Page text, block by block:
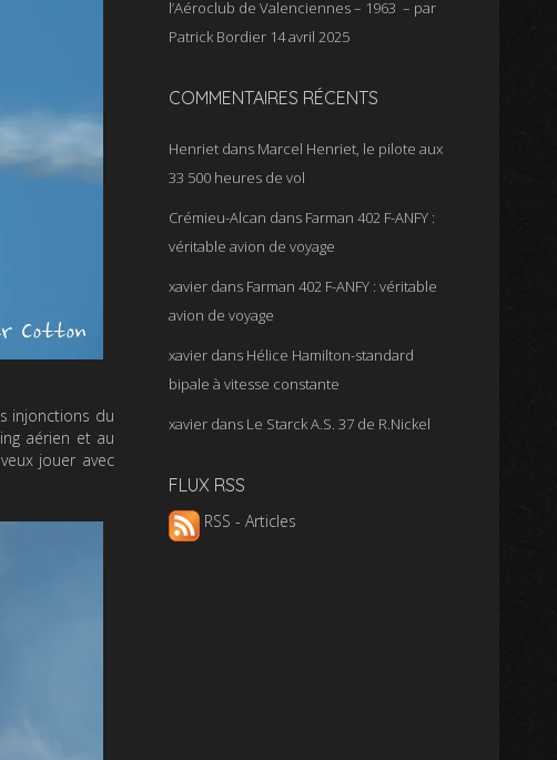
injonctions du
aérien et au
jouer avec
l’Aéroclub de Valenciennes – 1963 – par
Patrick Bordier 14 avril 2025
COMMENTAIRES RÉCENTS
Henriet dans Marcel Henriet, le pilote aux
33 500 heures de vol
Crémieu-Alcan dans Farman 402 F-ANFY :
véritable avion de voyage
xavier dans Farman 402 F-ANFY : véritable
avion de voyage
xavier dans Hélice Hamilton-standard
bipale à vitesse constante
xavier dans Le Starck A.S. 37 de R.Nickel
FLUX RSS
RSS - Articles